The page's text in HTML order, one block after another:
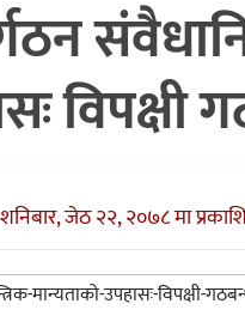
विपक्षी
शनिबार, जेठ २२, २०७८ मा